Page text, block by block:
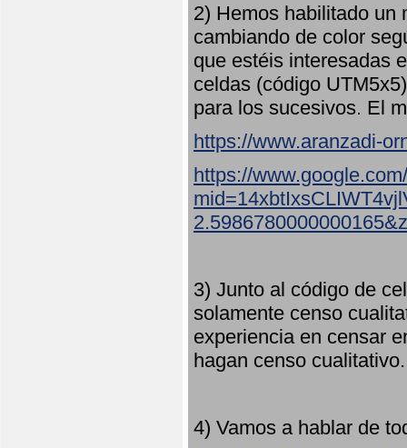
2) Hemos habilitado un
cambiando de color
que estéis interesadas
celdas (código
para los sucesivos. El
https://www.aranzadi-
https://
3) Junto al código de
solamente censo
experiencia en censar
hagan censo
4) Vamos a hablar de